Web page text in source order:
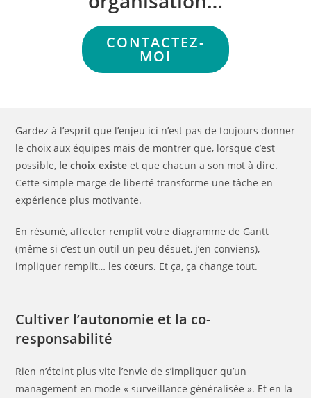
CONTACTEZ-
MOI
Gardez à l’esprit que l’enjeu ici n’est pas de toujours donner
le choix aux équipes mais de montrer que, lorsque c’est
possible, le choix existe et que chacun a son mot à dire.
Cette simple marge de liberté transforme une tâche en
expérience plus motivante.
En résumé, affecter remplit votre diagramme de Gantt
(même si c’est un outil un peu désuet, j’en conviens),
impliquer remplit… les cœurs. Et ça, ça change tout.
Cultiver l’autonomie et la co-
responsabilité
Rien n’éteint plus vite l’envie de s’impliquer qu’un
management en mode « surveillance généralisée ». Et en la